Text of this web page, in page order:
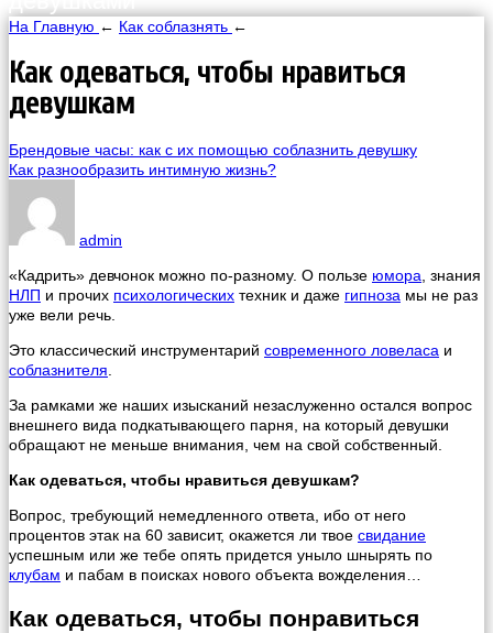
На Главную ← Как соблазнять ←
Как одеваться, чтобы нравиться
девушкам
Брендовые часы: как с их помощью соблазнить девушку
Как разнообразить интимную жизнь?
admin
«Кадрить» девчонок можно по-разному. О пользе юмора , знания
НЛП и прочих психологических техник и даже гипноза мы не раз
уже вели речь.
Это классический инструментарий современного ловеласа и
соблазнителя
За рамками же наших изысканий незаслуженно остался вопрос
внешнего вида подкатывающего парня, на который девушки
обращают не меньше внимания, чем на свой собственный.
Как одеваться, чтобы нравиться девушкам?
Вопрос, требующий немедленного ответа, ибо от него
процентов этак на 60 зависит, окажется ли твое свидание
успешным или же тебе опять придется уныло шнырять по
клубам и пабам в поисках нового объекта вожделения…
Как одеваться, чтобы понравиться